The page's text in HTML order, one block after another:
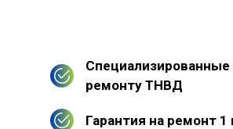
Специализированные
ремонту ТНВД
Гарантия на ремонт 1